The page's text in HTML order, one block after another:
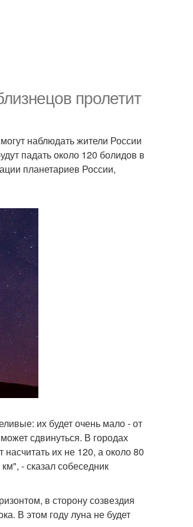
пролетит
наблюдать жители России
падать около 120 болидов в
планетариев России,
их будет очень мало - от
сдвинуться. В городах
их не 120, а около 80
- сказал собеседник
в сторону созвездия
В этом году луна не будет